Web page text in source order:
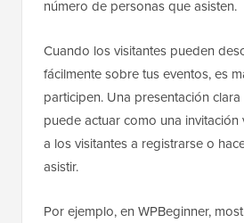
número de personas que asisten.
Cuando los visitantes pueden
fácilmente sobre tus eventos, es
participen. Una presentación
puede actuar como una invitación
a los visitantes a registrarse o
asistir.
Por ejemplo, en WPBeginner,